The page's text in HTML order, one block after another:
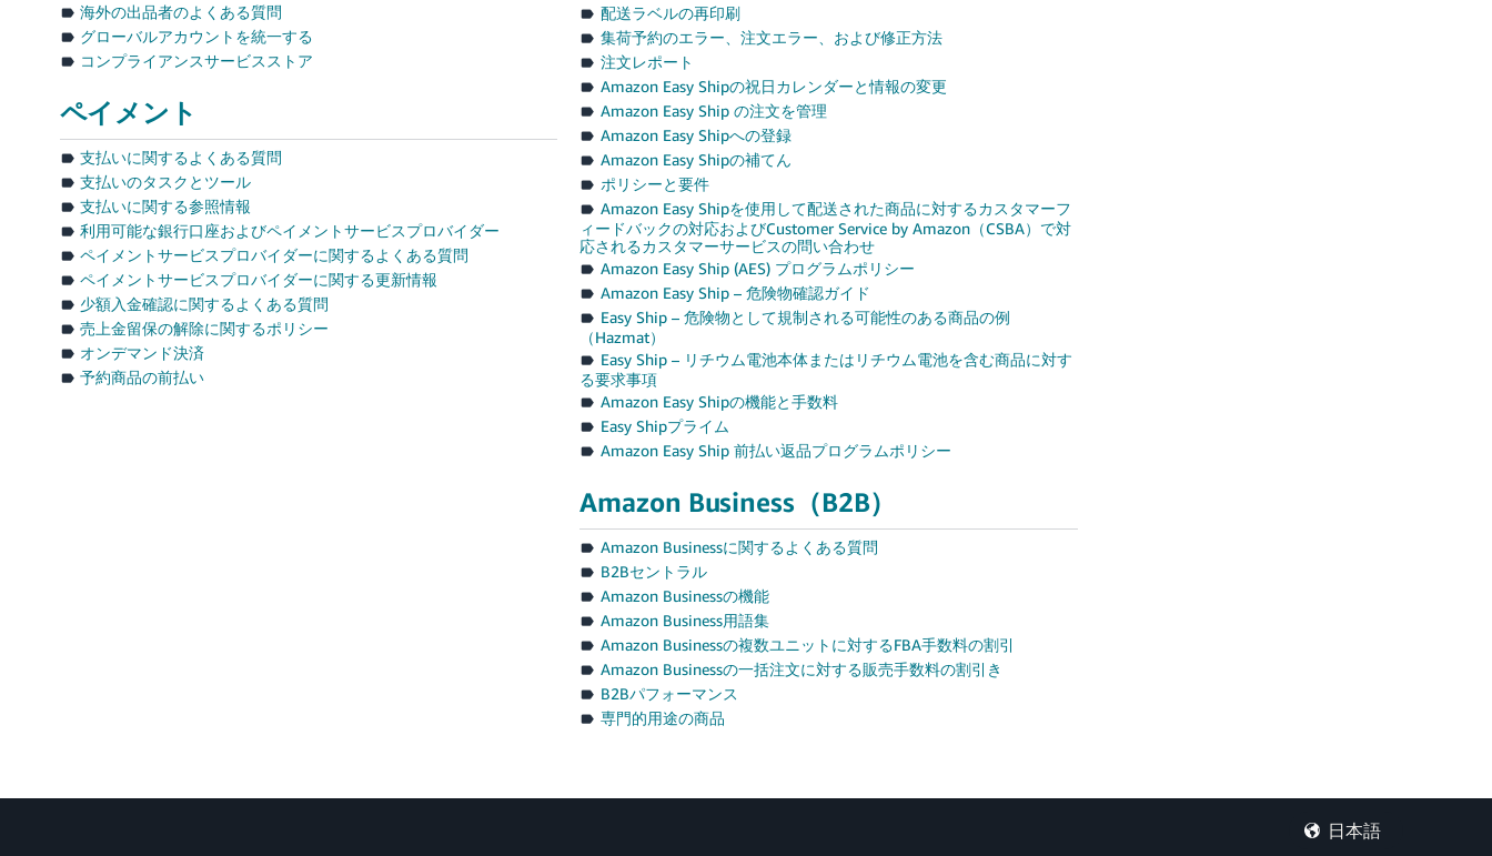
海外の出品者のよくある質問
グローバルアカウントを統一する
コンプライアンスサービスストア
ペイメント
支払いに関するよくある質問
支払いのタスクとツール
支払いに関する参照情報
利用可能な銀行口座およびペイメントサービスプロバイダー
ペイメントサービスプロバイダーに関するよくある質問
ペイメントサービスプロバイダーに関する更新情報
少額入金確認に関するよくある質問
売上金留保の解除に関するポリシー
オンデマンド決済
予約商品の前払い
配送ラベルの再印刷
集荷予約のエラー、注文エラー、および修正方法
注文レポート
Amazon Easy Shipの祝日カレンダーと情報の変更
Amazon Easy Ship の注文を管理
Amazon Easy Shipへの登録
Amazon Easy Shipの補てん
ポリシーと要件
Amazon Easy Shipを使用して配送された商品に対するカスタマーフ
ィードバックの対応およびCustomer Service by Amazon（CSBA）で対
応されるカスタマーサービスの問い合わせ
Amazon Easy Ship (AES) プログラムポリシー
Amazon Easy Ship – 危険物確認ガイド
Easy Ship – 危険物として規制される可能性のある商品の例
（Hazmat）
Easy Ship – リチウム電池本体またはリチウム電池を含む商品に対す
る要求事項
Amazon Easy Shipの機能と手数料
Easy Shipプライム
Amazon Easy Ship 前払い返品プログラムポリシー
Amazon Business（B2B）
Amazon Businessに関するよくある質問
B2Bセントラル
Amazon Businessの機能
Amazon Business用語集
Amazon Businessの複数ユニットに対するFBA手数料の割引
Amazon Businessの一括注文に対する販売手数料の割引き
B2Bパフォーマンス
専門的用途の商品
日本語